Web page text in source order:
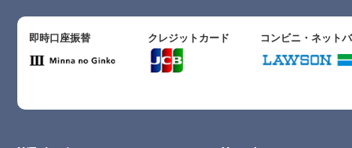
即時口座振替 クレジットカード コンビニ・ネット